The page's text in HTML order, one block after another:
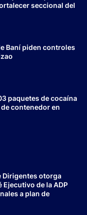
seccional del
Baní piden controles
paquetes de cocaína
contenedor en
Dirigentes otorga
Ejecutivo de la ADP
a plan de